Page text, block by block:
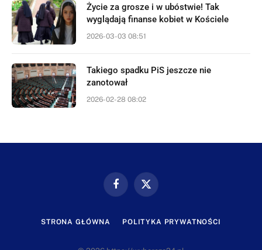
Życie za grosze i w ubóstwie! Tak
wyglądają finanse kobiet w Kościele
2026-03-03 08:51
Takiego spadku PiS jeszcze nie
zanotował
2026-02-28 08:02
FacebookX
STRONA GŁÓWNA POLITYKA PRYWATNOŚCI